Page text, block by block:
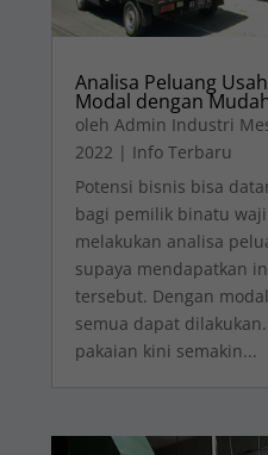
Analisa Peluang
Modal dengan
olehAdmin Industri
2022 | Info Terbaru
Potensi bisnis bisa
bagi pemilik binatu
melakukan analisa
supaya mendapatkan
tersebut. Dengan
semua dapat
pakaian kini semakin...